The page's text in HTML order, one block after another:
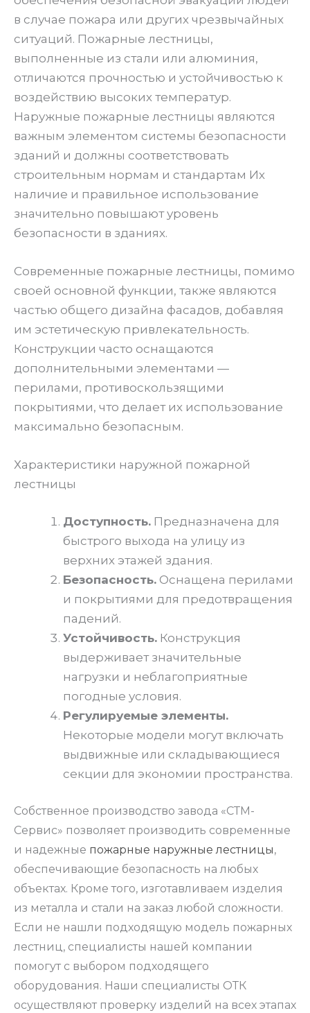
в случае пожара или других чрезвычайных
ситуаций. Пожарные лестницы,
выполненные из стали или алюминия,
отличаются прочностью и устойчивостью к
воздействию высоких температур.
Наружные пожарные лестницы являются
важным элементом системы безопасности
зданий и должны соответствовать
строительным нормам и стандартам Их
наличие и правильное использование
значительно повышают уровень
безопасности в зданиях.
Современные пожарные лестницы, помимо
своей основной функции, также являются
частью общего дизайна фасадов, добавляя
им эстетическую привлекательность.
Конструкции часто оснащаются
дополнительными элементами —
перилами, противоскользящими
покрытиями, что делает их использование
максимально безопасным.
Характеристики наружной пожарной
лестницы
Доступность. Предназначена для
быстрого выхода на улицу из
верхних этажей здания.
Безопасность. Оснащена перилами
и покрытиями для предотвращения
падений.
Устойчивость. Конструкция
выдерживает значительные
нагрузки и неблагоприятные
погодные условия.
Регулируемые элементы.
Некоторые модели могут включать
выдвижные или складывающиеся
секции для экономии пространства.
Собственное производство завода «СТМ-
Сервис» позволяет производить современные
и надежные пожарные наружные лестницы,
обеспечивающие безопасность на любых
объектах. Кроме того, изготавливаем изделия
из металла и стали на заказ любой сложности.
Если не нашли подходящую модель пожарных
лестниц, специалисты нашей компании
помогут с выбором подходящего
оборудования. Наши специалисты ОТК
осуществляют проверку изделий на всех этапах